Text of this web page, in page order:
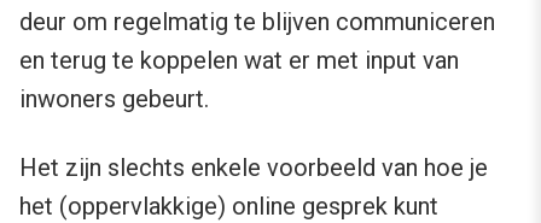
deur om regelmatig te blijven communiceren
en terug te koppelen wat er met input van
inwoners gebeurt.
Het zijn slechts enkele voorbeeld van hoe je
het (oppervlakkige) online gesprek kunt